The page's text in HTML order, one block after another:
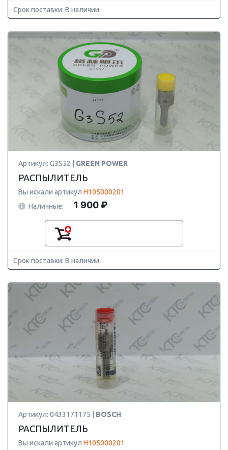
Срок поставки: В наличии
Артикул: G3S52 | GREEN POWER
РАСПЫЛИТЕЛЬ
Вы искали артикул H105000201
Наличные:
1 900 ₽
Срок поставки: В наличии
Артикул: 0433171175 | BOSCH
РАСПЫЛИТЕЛЬ
Вы искали артикул H105000201